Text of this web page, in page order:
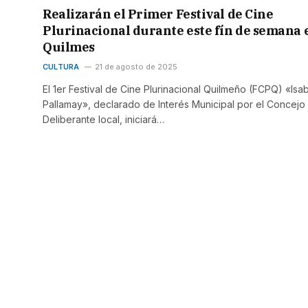
Realizarán el Primer Festival de Cine
Plurinacional durante este fín de semana
Quilmes
CULTURA 21 de agosto de 2025
El 1er Festival de Cine Plurinacional Quilmeño (FCPQ)
Pallamay», declarado de Interés Municipal por el Concejo
Deliberante local, iniciará…